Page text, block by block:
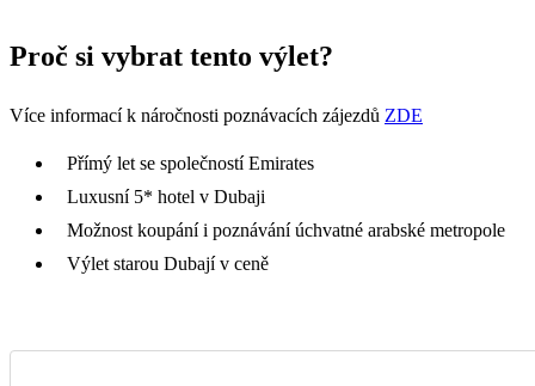
Proč si vybrat tento výlet?
Více informací k náročnosti poznávacích zájezdů ZDE
Přímý let se společností Emirates
Luxusní 5* hotel v Dubaji
Možnost koupání i poznávání úchvatné arabské metropole
Výlet starou Dubají v ceně